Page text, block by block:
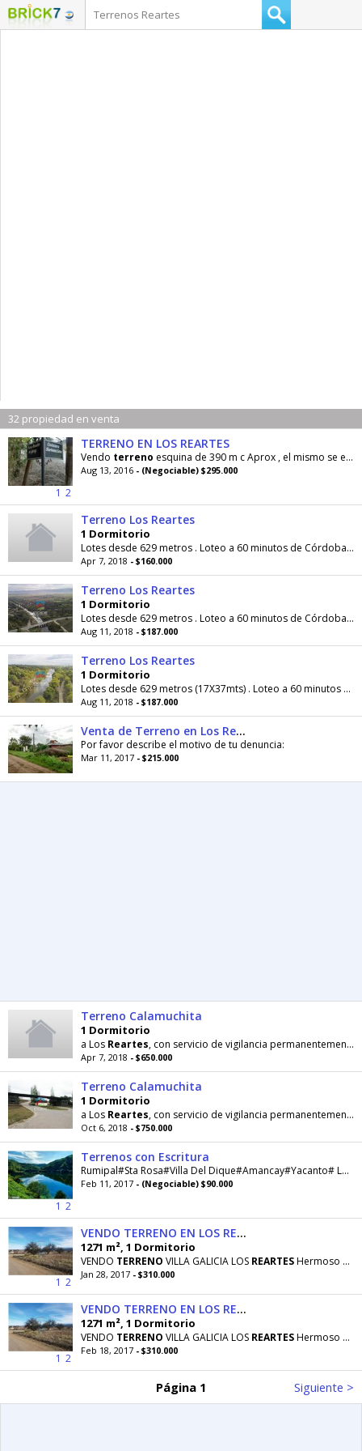
32 propiedad en venta
1 2
TERRENO EN LOS REARTES
Vendo terreno esquina de 390 m c Aprox , el mismo se encuentra escriturado una parte
Aug 13, 2016 - (Negociable) $295.000
Terreno Los Reartes
1 Dormitorio
Lotes desde 629 metros . Loteo a 60 minutos de Córdoba capital,a 35 minutos de Alta Gracia y a solo 5 minutos de Villa General Belgrano. A 1000...
Apr 7, 2018 - $160.000
Terreno Los Reartes
1 Dormitorio
Lotes desde 629 metros . Loteo a 60 minutos de Córdoba capital,a 35 minutos de Alta Gracia y a solo 5 minutos de Villa General Belgrano. A 1000...
Aug 11, 2018 - $187.000
Terreno Los Reartes
1 Dormitorio
Lotes desde 629 metros (17X37mts) . Loteo a 60 minutos de Córdoba capital,a 35 minutos de Alta Gracia y a solo 5 minutos de Villa General Belgrano....
Aug 11, 2018 - $187.000
Venta de Terreno en Los Reartes
Por favor describe el motivo de tu denuncia:
Mar 11, 2017 - $215.000
Terreno Calamuchita
1 Dormitorio
a Los Reartes, con servicio de vigilancia permanentemente. Se encuentra a sólo 1000 mts. del casco histórico
Apr 7, 2018 - $650.000
Terreno Calamuchita
1 Dormitorio
a Los Reartes, con servicio de vigilancia permanentemente. Se encuentra a sólo 1000 mts. del casco histórico
Oct 6, 2018 - $750.000
1 2
Terrenos con Escritura
Rumipal#Sta Rosa#Villa Del Dique#Amancay#Yacanto# Los
Feb 11, 2017 - (Negociable) $90.000
1 2
VENDO TERRENO EN LOS REARTES CON ESCRITURA
1271 m², 1 Dormitorio
VENDO TERRENO VILLA GALICIA LOS REARTESHermoso
Jan 28, 2017 - $310.000
1 2
VENDO TERRENO EN LOS REARTES CON ESCRITURA
1271 m², 1 Dormitorio
VENDO TERRENO VILLA GALICIA LOS REARTESHermoso
Feb 18, 2017 - $310.000
Página 1 Siguiente >